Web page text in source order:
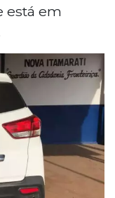
está em